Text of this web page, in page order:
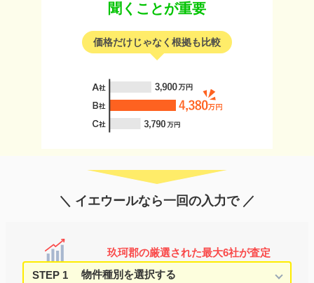
聞くことが重要
価格だけじゃなく根拠も比較
＼ イエウールなら一回の入力で ／
玖珂郡の厳選された最大6社が査定
STEP 1